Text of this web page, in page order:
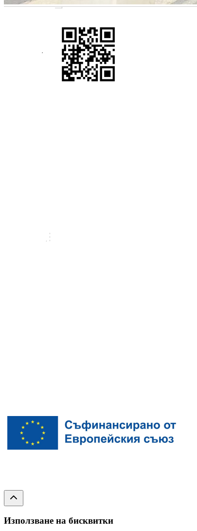
Използване на бисквитки